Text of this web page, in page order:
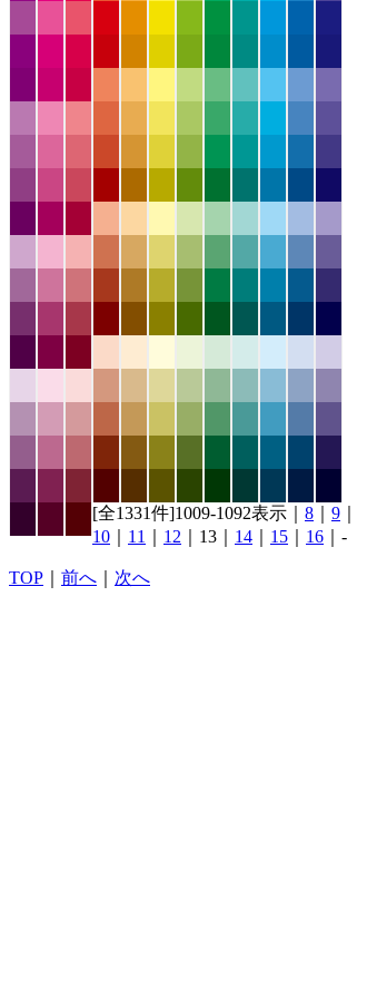
[全1331件]1009-1092表示｜ 8 9
10
11 12 ｜13｜ 14 15 16 ｜-
TOP 前へ 次へ